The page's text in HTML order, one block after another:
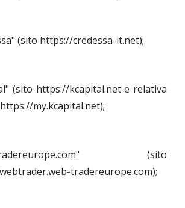
(sito https://credessa-it.net);
(sito https://kcapital.net e relativa
my.kcapital.net);
tradereurope.com" (sito
tradereurope.com);